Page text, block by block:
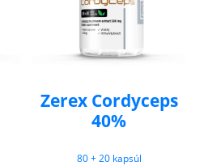
Zerex Cordyceps
40%
80 + 20 kapsúl